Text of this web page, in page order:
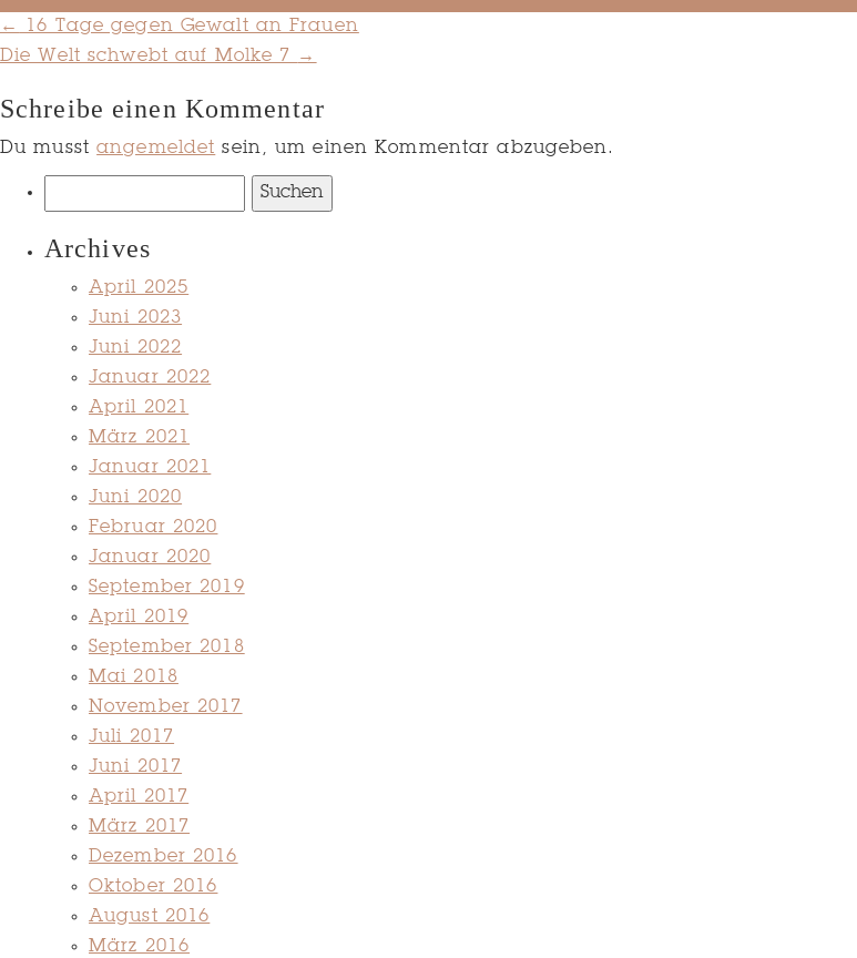
←
16 Tage gegen Gewalt an Frauen
Die Welt schwebt auf Molke 7
→
Schreibe einen Kommentar
Du musstangemeldet sein, um einen Kommentar abzugeben.
nach:
Archives
April 2025
Juni 2023
Juni 2022
Januar 2022
April 2021
März 2021
Januar 2021
Juni 2020
Februar 2020
Januar 2020
September 2019
April 2019
September 2018
Mai 2018
November 2017
Juli 2017
Juni 2017
April 2017
März 2017
Dezember 2016
Oktober 2016
August 2016
März 2016